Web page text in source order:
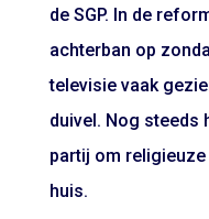
de SGP. In de
achterban op
televisie vaak
duivel. Nog steeds
partij om religieuze
huis.